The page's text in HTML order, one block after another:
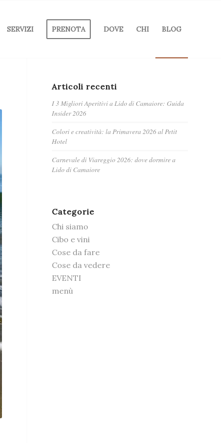
SERVIZI PRENOTA DOVE CHI BLOG
Articoli recenti
I 3 Migliori Aperitivi a Lido di Camaiore: Guida
Insider 2026
Colori e creatività: la Primavera 2026 al Petit
Hotel
Carnevale di Viareggio 2026: dove dormire a
Lido di Camaiore
Categorie
Chi siamo
Cibo e vini
Cose da fare
Cose da vedere
EVENTI
menù